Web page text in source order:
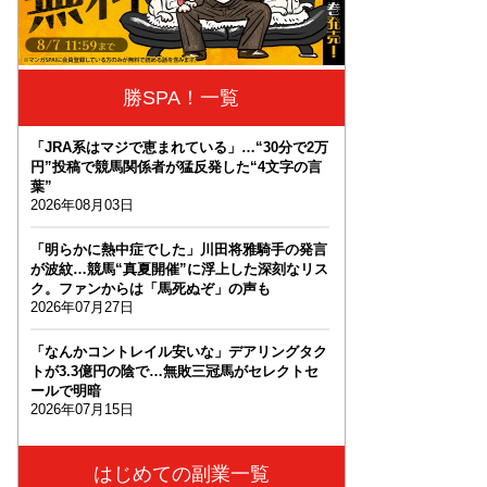
勝SPA！一覧
「JRA系はマジで恵まれている」…“30分で2万
円”投稿で競馬関係者が猛反発した“4文字の言
葉”
2026年08月03日
「明らかに熱中症でした」川田将雅騎手の発言
が波紋…競馬“真夏開催”に浮上した深刻なリス
ク。ファンからは「馬死ぬぞ」の声も
2026年07月27日
「なんかコントレイル安いな」デアリングタク
トが3.3億円の陰で…無敗三冠馬がセレクトセ
ールで明暗
2026年07月15日
はじめての副業一覧